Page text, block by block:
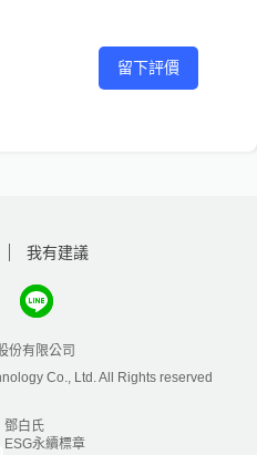
留下評價
我有建議
份有限公司
Co., Ltd. All Rights reserved
鄧白氏
ESG永續標章